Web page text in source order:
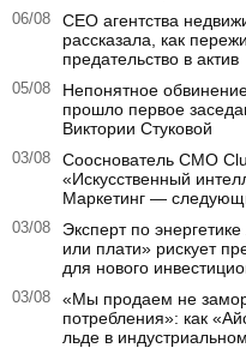
06/08
CEO агентства
рассказала, как
предательство в актив
05/08
Непонятное
прошло первое
Виктории Стуковой
03/08
Сооснователь CMO
«Искусственный
Маркетинг —
03/08
Эксперт по
или плати» рискует
для нового
03/08
«Мы продаем не
потребления»: как
льде в